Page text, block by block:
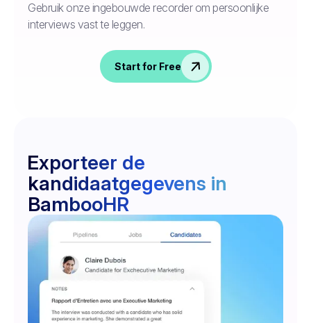
Gebruik onze ingebouwde recorder om persoonlijke
interviews vast te leggen.
Start for Free
Exporteer de
kandidaatgegevens in
BambooHR